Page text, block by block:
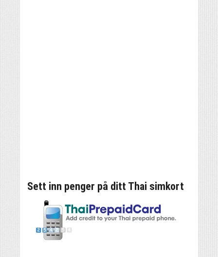
Sett inn penger på ditt Thai simkort